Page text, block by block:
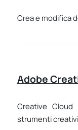
Crea e modifica
Adobe
Creative Cloud
strumenti